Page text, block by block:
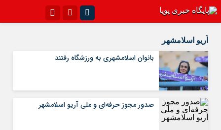
سروش
ایتا
آپارات
آریو اسلامشهر
بانوان اسلامشهری به ورزشگاه رفتند
صدور مجوز حرفه‌ای و ملی آریو اسلامشهر